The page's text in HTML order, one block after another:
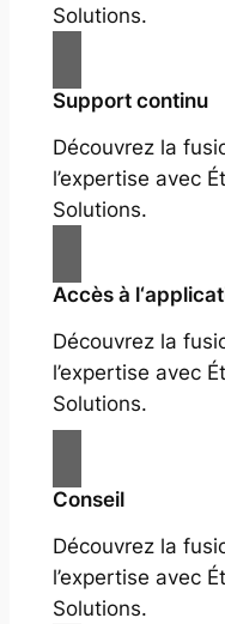
Solutions.
Support continu
Découvrez la
l’expertise avec
Solutions.
Accès à
Découvrez la
l’expertise avec
Solutions.
Conseil
Découvrez la
l’expertise avec
Solutions.